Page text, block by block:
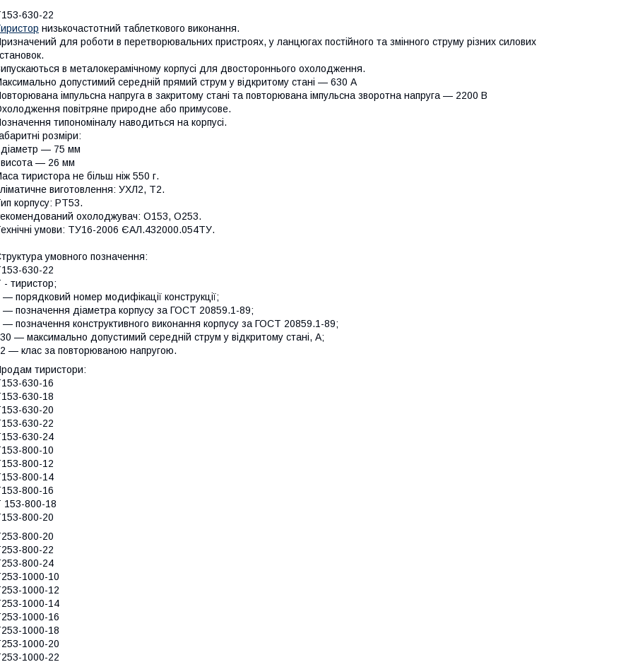
630-22
низькочастотний таблеткового виконання.
для роботи в перетворювальних пристроях, у ланцюгах постійного та змінного струму різних силових
в металокерамічному корпусі для двостороннього охолодження.
допустимий середній прямий струм у відкритому стані — 630 А
імпульсна напруга в закритому стані та повторювана імпульсна зворотна напруга — 2200 В
повітряне природне або примусове.
типономіналу наводиться на корпусі.
розміри:
— 75 мм
— 26 мм
тиристора не більш ніж 550 г.
виготовлення: УХЛ2, Т2.
корпусу: PT53.
охолоджувач: О153, О253.
умови: ТУ16-2006 ЄАЛ.432000.054ТУ.
умовного позначення:
630-22
- тиристор;
— порядковий номер модифікації конструкції;
— позначення діаметра корпусу за ГОСТ 20859.1-89;
— позначення конструктивного виконання корпусу за ГОСТ 20859.1-89;
— максимально допустимий середній струм у відкритому стані, А;
— клас за повторюваною напругою.
тиристори:
630-16
630-18
630-20
630-22
630-24
800-10
800-12
800-14
800-16
153-800-18
800-20
800-20
800-22
800-24
1000-10
1000-12
1000-14
1000-16
1000-18
1000-20
1000-22